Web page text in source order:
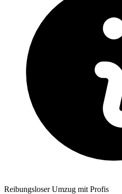
Reibungsloser Umzug mit Profis